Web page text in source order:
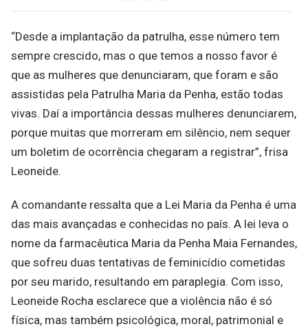
“Desde a implantação da patrulha, esse número tem
sempre crescido, mas o que temos a nosso favor é
que as mulheres que denunciaram, que foram e são
assistidas pela Patrulha Maria da Penha, estão todas
vivas. Daí a importância dessas mulheres denunciarem,
porque muitas que morreram em silêncio, nem sequer
um boletim de ocorrência chegaram a registrar”, frisa
Leoneide.
A comandante ressalta que a Lei Maria da Penha é uma
das mais avançadas e conhecidas no país. A lei leva o
nome da farmacêutica Maria da Penha Maia Fernandes,
que sofreu duas tentativas de feminicídio cometidas
por seu marido, resultando em paraplegia. Com isso,
Leoneide Rocha esclarece que a violência não é só
física, mas também psicológica, moral, patrimonial e